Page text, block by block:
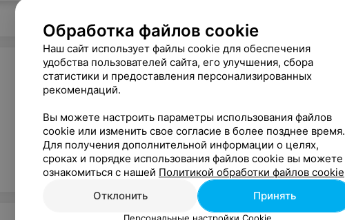
Обработка файлов cookie
Наш сайт использует файлы cookie для обеспечения
удобства пользователей сайта, его улучшения, сбора
статистики и предоставления персонализированных
рекомендаций.
Вы можете настроить параметры использования файлов
cookie или изменить свое согласие в более позднее время.
Для получения дополнительной информации о целях,
сроках и порядке использования файлов cookie вы можете
ознакомиться с нашей Политикой обработки файлов cookie
Отклонить
Принять
Персональные настройки Cookie